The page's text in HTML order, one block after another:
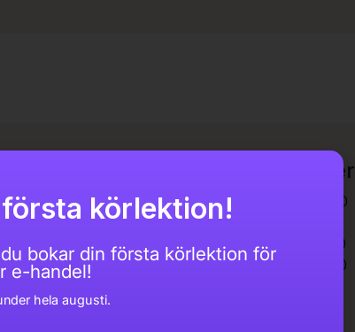
17:00
17:00
Körlektionstider
Måndag: 08:00 – 17:00
Tisdag: 08:00 – 17:00
Onsdag: 08:00 – 17:00
Torsdag: 07:00 – 17:00
körlektion!
bokar din första körlektion för
e-handel!
hela augusti.